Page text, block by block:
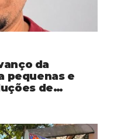
da
pequenas e
de